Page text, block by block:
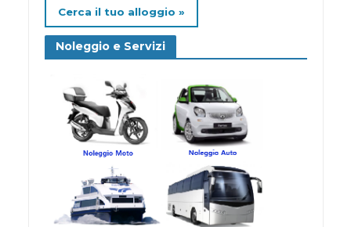
Cerca il tuo alloggio »
Noleggio e Servizi